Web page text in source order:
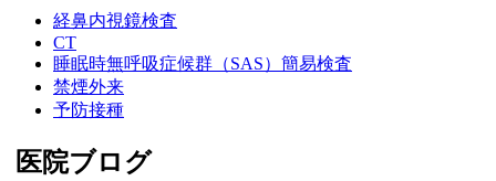
経鼻内視鏡検査
CT
睡眠時無呼吸症候群（SAS）簡易検査
禁煙外来
予防接種
医院ブログ